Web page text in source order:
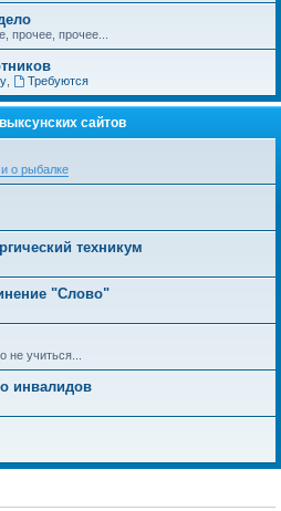
прочее, прочее...
, Требуются
сайтов
о рыбалке
техникум
"Слово"
не учиться...
инвалидов